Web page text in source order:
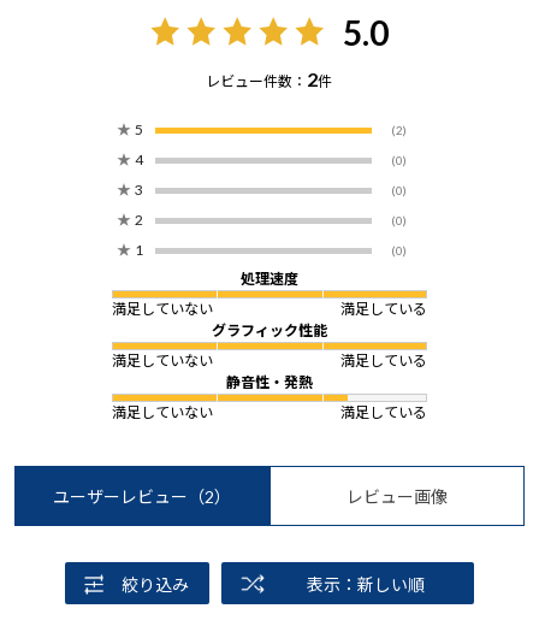
5.0
レビュー件数： 2件
★ 5 (2)
★ 4 (0)
★ 3 (0)
★ 2 (0)
★ 1 (0)
処理速度
満足していない
満足している
グラフィック性能
満足していない
満足している
静音性・発熱
満足していない
満足している
ユーザーレビュー （2） レビュー画像
絞り込み 表示：新しい順